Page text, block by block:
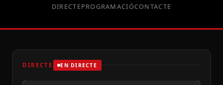
DIRECTEPROGRAMACIÓCONTACTE
DIRECTE EN DIRECTE